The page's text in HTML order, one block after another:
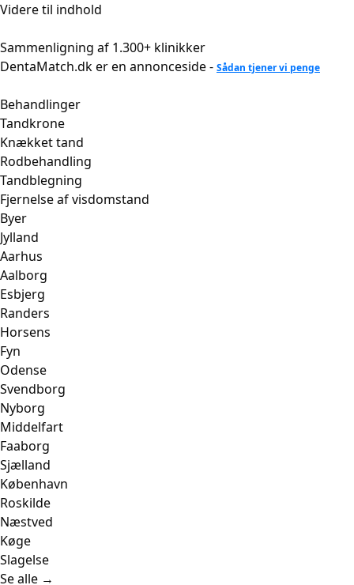
Videre til indhold
Sammenligning af 1.300+ klinikker
DentaMatch.dk er en annonceside - Sådan tjener vi penge
Behandlinger
Tandkrone
Knækket tand
Rodbehandling
Tandblegning
Fjernelse af visdomstand
Byer
Jylland
Aarhus
Aalborg
Esbjerg
Randers
Horsens
Fyn
Odense
Svendborg
Nyborg
Middelfart
Faaborg
Sjælland
København
Roskilde
Næstved
Køge
Slagelse
Se alle →